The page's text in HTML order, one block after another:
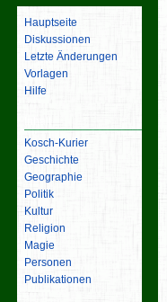
Hauptseite
Diskussionen
Letzte Änderungen
Vorlagen
Hilfe
Kosch-Kurier
Geschichte
Geographie
Politik
Kultur
Religion
Magie
Personen
Publikationen